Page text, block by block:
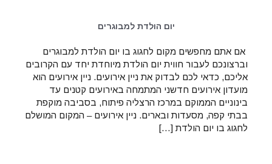
יום הולדת למבוגרים
אם אתם מחפשים מקום לחגוג בו יום הולדת למבוגרים
וברצונכם לעבור חווית יום הולדת מיוחדת יחד עם הקרובים
אליכם, כדאי לכם לבדוק את ניין אירועים. ניין אירועים הוא
מועדון אירועים חדשני המתמחה באירועים קטנים עד
בינוניים הממוקם במרכז הרצליה פיתוח, בסביבה מוקפת
בבתי קפה, מסעדות ובארים. ניין אירועים – המקום המושלם
לחגוג בו יום הולדת […]